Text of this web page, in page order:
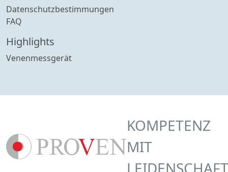
Datenschutzbestimmungen
FAQ
Highlights
Venenmessgerät
KOMPETENZ
MIT
LEIDENSCHAFT